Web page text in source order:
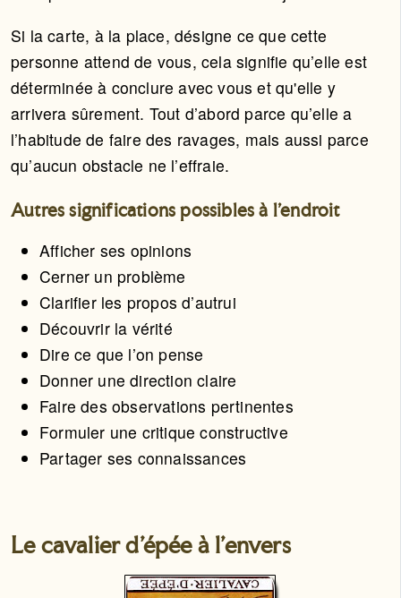
Si la carte, à la place, désigne ce que cette
personne attend de vous, cela signifie qu’elle est
déterminée à conclure avec vous et qu'elle y
arrivera sûrement. Tout d’abord parce qu’elle a
l’habitude de faire des ravages, mais aussi parce
qu’aucun obstacle ne l’effraie.
Autres significations possibles à l'endroit
Afficher ses opinions
Cerner un problème
Clarifier les propos d’autrui
Découvrir la vérité
Dire ce que l’on pense
Donner une direction claire
Faire des observations pertinentes
Formuler une critique constructive
Partager ses connaissances
Le cavalier d'épée à l'envers